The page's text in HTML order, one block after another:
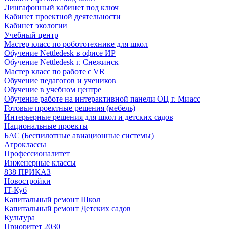
Лингафонный кабинет под ключ
Кабинет проектной деятельности
Кабинет экологии
Учебный центр
Мастер класс по робототехнике для школ
Обучение Nettledesk в офисе ИР
Обучение Nettledesk г. Снежинск
Мастер класс по работе с VR
Обучение педагогов и учеников
Обучение в учебном центре
Обучение работе на интерактивной панели ОЦ г. Миасс
Готовые проектные решения (мебель)
Интерьерные решения для школ и детских садов
Национальные проекты
БАС (Беспилотные авиационные системы)
Агроклассы
Профессионалитет
Инженерные классы
838 ПРИКАЗ
Новостройки
IT-Куб
Капитальный ремонт Школ
Капитальный ремонт Детских садов
Культура
Приоритет 2030